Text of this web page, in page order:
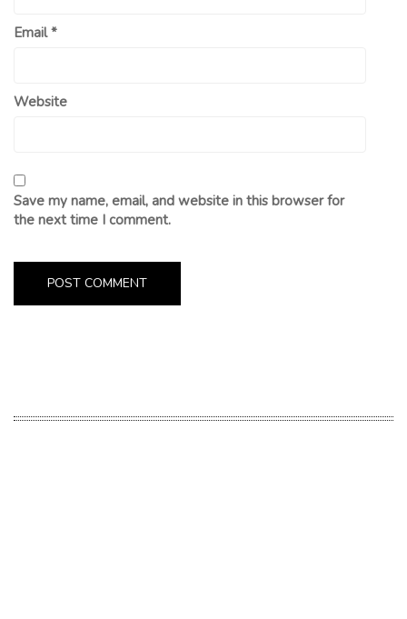
Email*
Website
Save my name, email, and website in this browser for
the next time I comment.